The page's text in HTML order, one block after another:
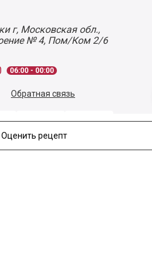
Оценить рецепт
г, Московская обл.,
№ 4, Пом/Ком 2/6
06:00 - 00:00
Обратная связь